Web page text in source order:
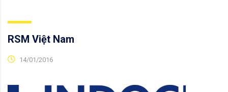
RSM Việt Nam
14/01/2016